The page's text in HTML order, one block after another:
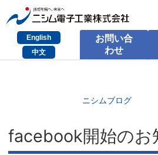
English
中文
お問い合
わせ
検索
課題別のご相
ニシムブログ
facebook開始のお